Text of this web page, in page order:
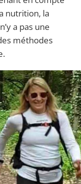
nutrition, la
a pas une
méthodes